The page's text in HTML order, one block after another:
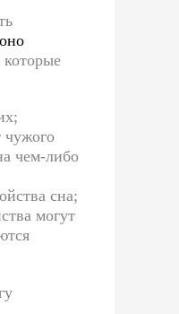
чужого
чем-либо
сна;
могут